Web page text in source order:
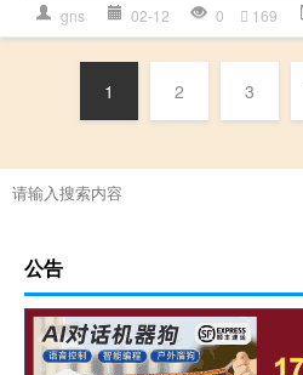
gns 02-12 0 169
1 2 3
公告